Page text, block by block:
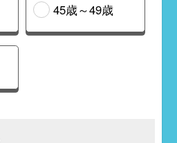
45歳～49歳